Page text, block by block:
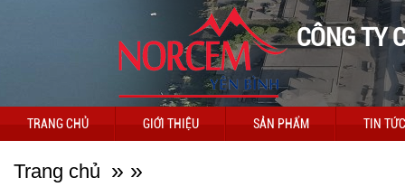
CÔNG TY
TRANG CHỦ GIỚI THIỆU SẢN PHẨM TIN TỨC
Trang chủ » »